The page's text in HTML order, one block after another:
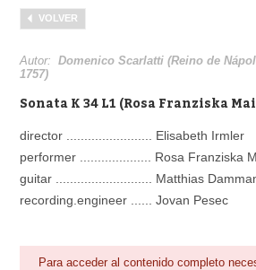
Menu
Biblioteca
VOLVER
Autor:Domenico Scarlatti (Reino de
1757)
Sonata K 34 L1 (Rosa Franziska
director ........................ Elisabeth Irmler
performer .................... Rosa Franziska
guitar ........................... Matthias
recording.engineer ...... Jovan Pesec
Para acceder al contenido completo